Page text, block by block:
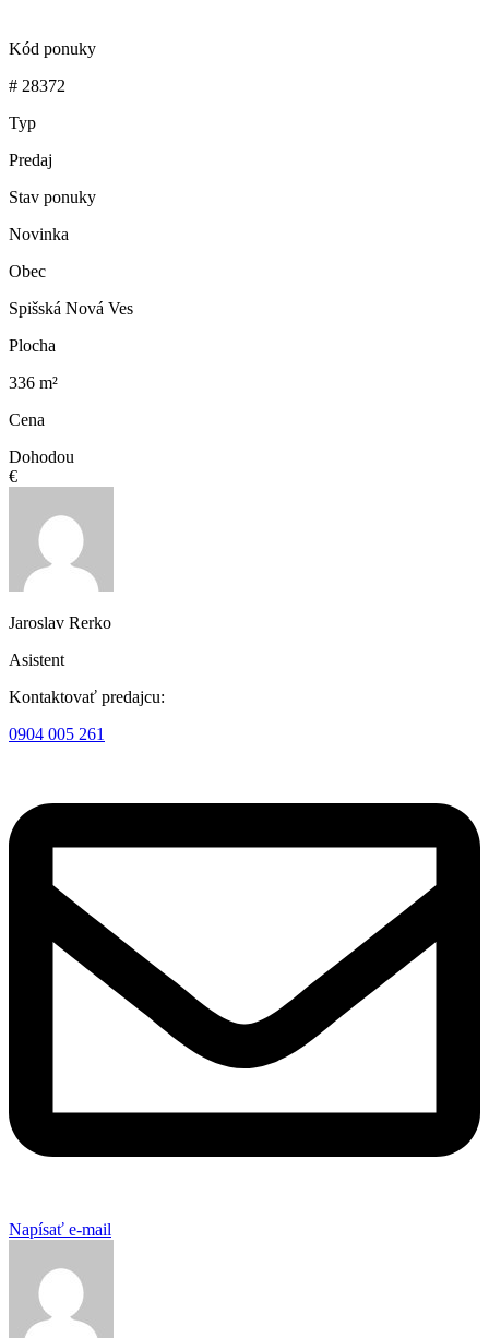
Kód ponuky
# 28372
Typ
Predaj
Stav ponuky
Novinka
Obec
Spišská Nová Ves
Plocha
336 m²
Cena
Dohodou
€
Jaroslav Rerko
Asistent
Kontaktovať predajcu:
0904 005 261
Napísať e-mail